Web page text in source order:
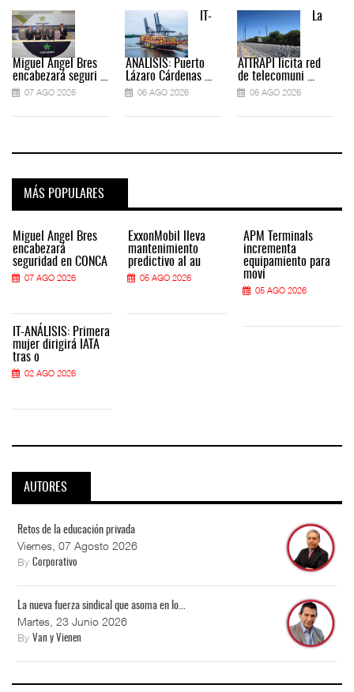
Miguel Ángel Bres
encabezará seguri ...
07 AGO 2026
IT-
ANÁLISIS: Puerto
Lázaro Cárdenas ...
06 AGO 2026
La
ATTRAPI licita red
de telecomuni ...
06 AGO 2026
MÁS POPULARES
Miguel Ángel Bres
encabezará
seguridad en CONCA
07 AGO 2026
IT-ANÁLISIS: Primera
mujer dirigirá IATA
tras o
02 AGO 2026
ExxonMobil lleva
mantenimiento
predictivo al au
05 AGO 2026
APM Terminals
incrementa
equipamiento para
movi
05 AGO 2026
AUTORES
Retos de la educación privada
Viernes, 07 Agosto 2026
By Corporativo
La nueva fuerza sindical que asoma en lo...
Martes, 23 Junio 2026
By Van y Vienen